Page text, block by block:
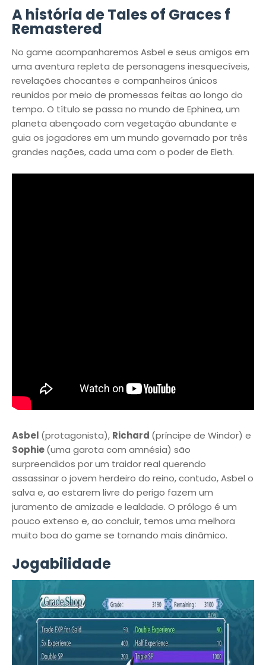
A história de Tales of Graces f
Remastered
No game acompanharemos Asbel e seus amigos em
uma aventura repleta de personagens inesquecíveis,
revelações chocantes e companheiros únicos
reunidos por meio de promessas feitas ao longo do
tempo. O título se passa no mundo de Ephinea, um
planeta abençoado com vegetação abundante e
guia os jogadores em um mundo governado por três
grandes nações, cada uma com o poder de Eleth.
Asbel (protagonista), Richard (príncipe de Windor) e
Sophie(uma garota com amnésia) são
surpreendidos por um traidor real querendo
assassinar o jovem herdeiro do reino, contudo, Asbel o
salva e, ao estarem livre do perigo fazem um
juramento de amizade e lealdade. O prólogo é um
pouco extenso e, ao concluir, temos uma melhora
muito boa do game se tornando mais dinâmico.
Jogabilidade